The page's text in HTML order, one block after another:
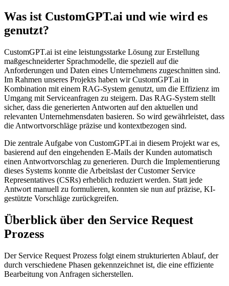
Was ist CustomGPT.ai und wie wird es
genutzt?
CustomGPT.ai ist eine leistungsstarke Lösung zur Erstellung
maßgeschneiderter Sprachmodelle, die speziell auf die
Anforderungen und Daten eines Unternehmens zugeschnitten sind.
Im Rahmen unseres Projekts haben wir CustomGPT.ai in
Kombination mit einem RAG-System genutzt, um die Effizienz im
Umgang mit Serviceanfragen zu steigern. Das RAG-System stellt
sicher, dass die generierten Antworten auf den aktuellen und
relevanten Unternehmensdaten basieren. So wird gewährleistet, dass
die Antwortvorschläge präzise und kontextbezogen sind.
Die zentrale Aufgabe von CustomGPT.ai in diesem Projekt war es,
basierend auf den eingehenden E-Mails der Kunden automatisch
einen Antwortvorschlag zu generieren. Durch die Implementierung
dieses Systems konnte die Arbeitslast der Customer Service
Representatives (CSRs) erheblich reduziert werden. Statt jede
Antwort manuell zu formulieren, konnten sie nun auf präzise, KI-
gestützte Vorschläge zurückgreifen.
Überblick über den Service Request
Prozess
Der Service Request Prozess folgt einem strukturierten Ablauf, der
durch verschiedene Phasen gekennzeichnet ist, die eine effiziente
Bearbeitung von Anfragen sicherstellen.